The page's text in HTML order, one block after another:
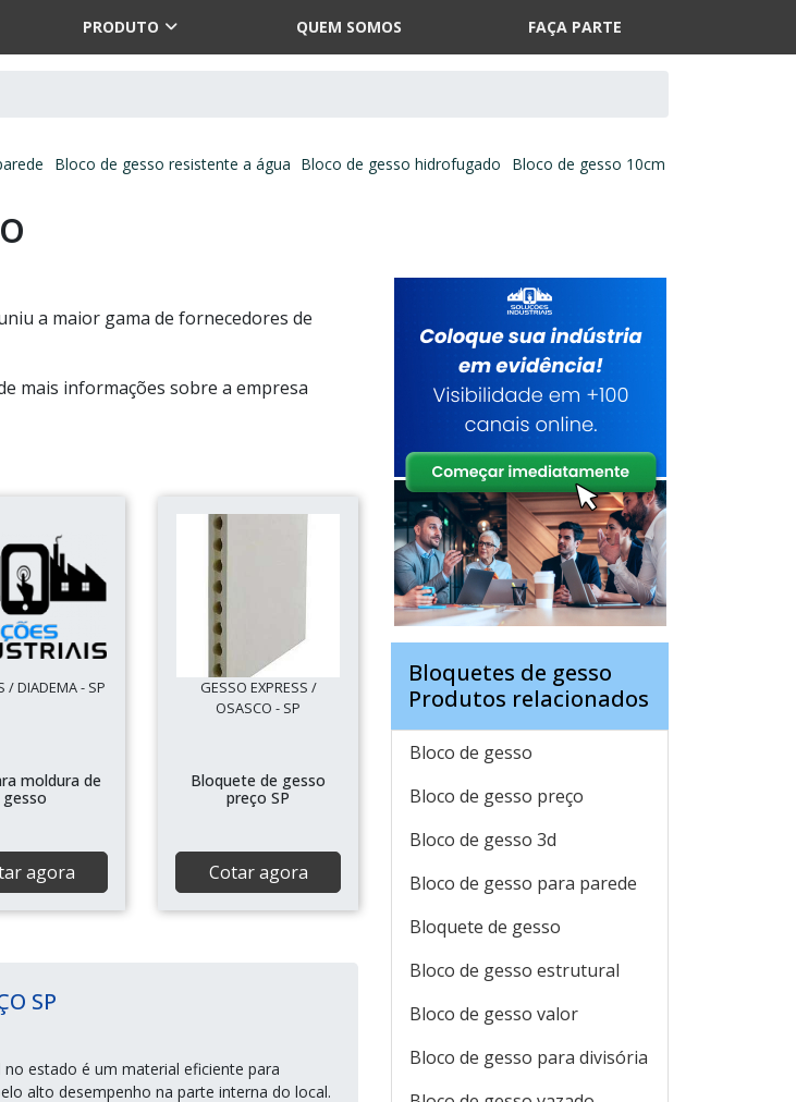
PRODUTO QUEM SOMOS FAÇA PARTE
Bloco de gesso resistente a água Bloco de gesso hidrofugado Bloco de gesso 10cm
a maior gama de fornecedores de
mais informações sobre a empresa
/ DIADEMA - SP
moldura de
gesso
agora
GESSO EXPRESS /
OSASCO - SP
Bloquete de gesso
preço SP
Cotar agora
SP
estado é um material eficiente para
alto desempenho na parte interna do local.
Bloquetes de gesso
Produtos relacionados
Bloco de gesso
Bloco de gesso preço
Bloco de gesso 3d
Bloco de gesso para parede
Bloquete de gesso
Bloco de gesso estrutural
Bloco de gesso valor
Bloco de gesso para divisória